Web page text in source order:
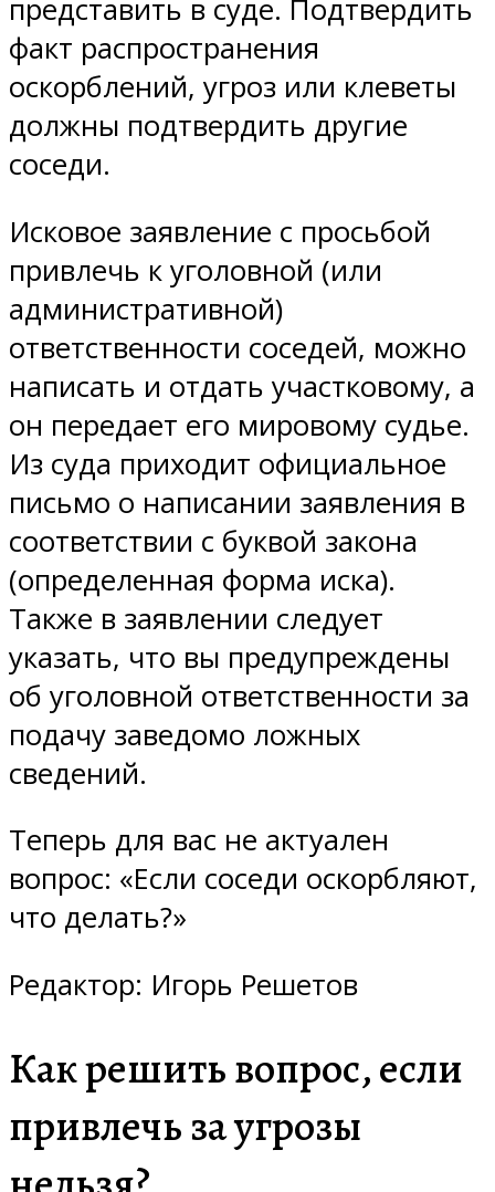
представить в суде. Подтвердить
факт распространения
оскорблений, угроз или клеветы
должны подтвердить другие
соседи.
Исковое заявление с просьбой
привлечь к уголовной (или
административной)
ответственности соседей, можно
написать и отдать участковому, а
он передает его мировому судье.
Из суда приходит официальное
письмо о написании заявления в
соответствии с буквой закона
(определенная форма иска).
Также в заявлении следует
указать, что вы предупреждены
об уголовной ответственности за
подачу заведомо ложных
сведений.
Теперь для вас не актуален
вопрос: «Если соседи оскорбляют,
что делать?»
Редактор: Игорь Решетов
Как решить вопрос, если
привлечь за угрозы